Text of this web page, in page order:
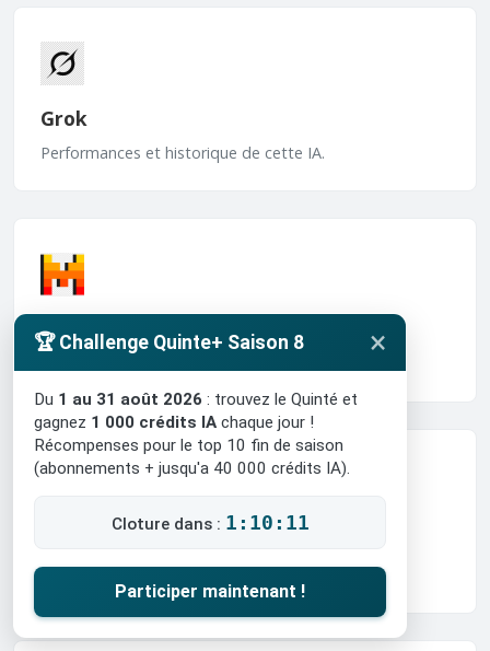
Grok
Performances et historique de cette IA.
Mistral
Performances et historique de cette IA.
🏆 Challenge Quinte+ Saison 8 ×
Du 1 au 31 août 2026 : trouvez le Quinté et
gagnez 1 000 crédits IA chaque jour !
Récompenses pour le top 10 fin de saison
(abonnements + jusqu'a 40 000 crédits IA).
Cloture dans : 1:10:09
Participer maintenant !